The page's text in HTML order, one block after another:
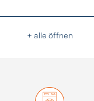
+ alle öffnen